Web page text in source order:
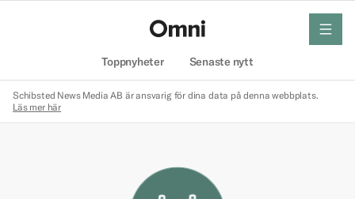
Toppnyheter Senaste nytt
meny
Schibsted News Media AB är ansvarig för dina data på denna webbplats.
Läs mer här